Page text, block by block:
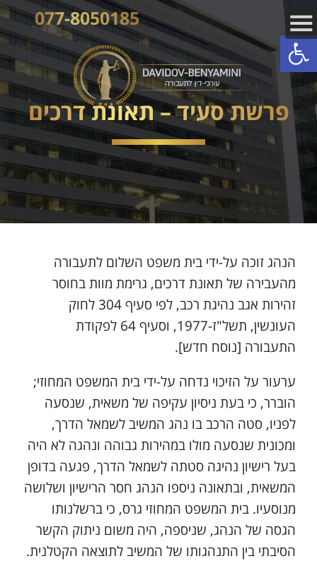
פתח סרגל נגישות
077-8050185
פרשת סעיד – תאונת דרכים
הנהג זוכה על-ידי בית משפט השלום לתעבורה
מהעבירה של תאונת דרכים, גרימת מוות בחוסר
זהירות אגב נהיגת רכב, לפי סעיף 304 לחוק
העונשין, תשל"ז-1977, וסעיף 64 לפקודת
התעבורה [נוסח חדש].
ערעור על הזיכוי נדחה על-ידי בית המשפט המחוזי;
הוברר, כי בעת ניסיון עקיפה של משאית, שנסעה
לפניו, סטה הרכב בו נהג המשיב לשמאל הדרך,
ומכונית שנסעה מולו במהירות גבוהה ונהגה לא היה
בעל רישיון נהיגה סטתה לשמאל הדרך, פגעה בדופן
המשאית, ובתאונה ניספו הנהג חסר הרישיון ושלושה
מנוסעיו. בית המשפט המחוזי גרס, כי ברשלנותו
הגסה של הנהג, שניספה, היה משום ניתוק הקשר
הסיבתי בין התנהגותו של המשיב לתוצאה הקטלנית.